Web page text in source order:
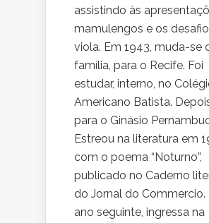
assistindo às
mamulengos e os
viola. Em 1943, muda-se
família, para o Recife. Foi
estudar, interno, no
Americano Batista.
para o Ginásio
Estreou na literatura em
com o poema “Noturno”,
publicado no Caderno
do Jornal do Commercio.
ano seguinte, ingressa na